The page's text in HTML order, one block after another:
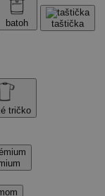
batoh taštička
tričko